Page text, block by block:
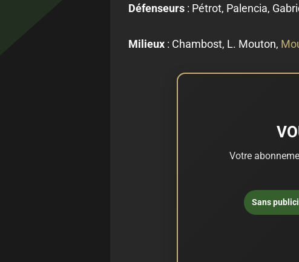
Défenseurs: Pétrot, Palencia,
Milieux: Chambost, L. Mouton,
Votre
Sans